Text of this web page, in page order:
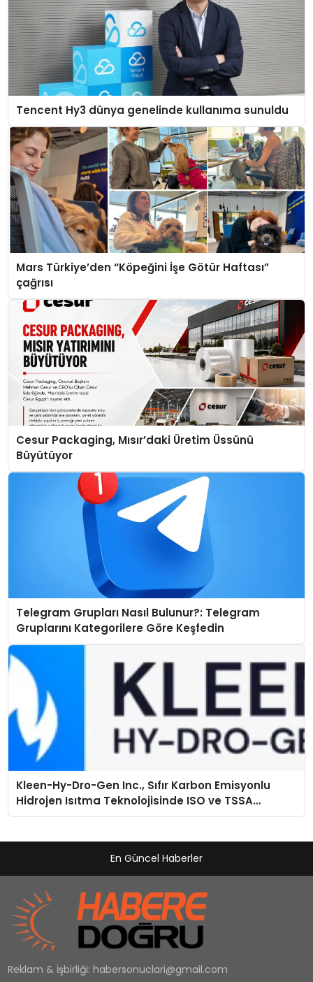
Tencent Hy3 dünya genelinde kullanıma sunuldu
Mars Türkiye’den “Köpeğini İşe Götür Haftası”
çağrısı
Cesur Packaging, Mısır’daki Üretim Üssünü
Büyütüyor
Telegram Grupları Nasıl Bulunur?: Telegram
Gruplarını Kategorilere Göre Keşfedin
Kleen-Hy-Dro-Gen Inc., Sıfır Karbon Emisyonlu
Hidrojen Isıtma Teknolojisinde ISO ve TSSA
Düzenleyici Onaylarını Aldı
En Güncel Haberler
Reklam & İşbirliği: habersonuclari@gmail.com